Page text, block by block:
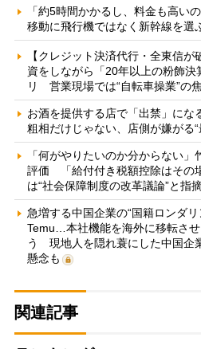
「約5時間かかるし、料金も高い
移動に飛行機ではなく新幹線を選
【クレジット決済代行・全東信
資をしながら「20年以上の粉飾決
リ 営業現場では“自転車操業”の
お酒を提供する店で「出禁」に
粗相だけじゃない、店側が嫌がる“
「何がやりたいのか分からない
評価 「給付付き税額控除はその
は“社会保障制度の改革議論”と指
急増する中国企業の“国籍ロンダ
Temu…本社機能を海外に移転さ
う 現地人を隠れ蓑にした中国企
懸念も
関連記事